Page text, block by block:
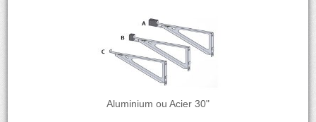
Aluminium ou Acier 30"